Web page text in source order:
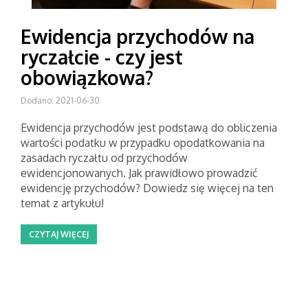
Ewidencja przychodów na
ryczałcie - czy jest
obowiązkowa?
Dodano: 2021-06-30
Ewidencja przychodów jest podstawą do obliczenia
wartości podatku w przypadku opodatkowania na
zasadach ryczałtu od przychodów
ewidencjonowanych. Jak prawidłowo prowadzić
ewidencję przychodów? Dowiedz się więcej na ten
temat z artykułu!
CZYTAJ WIĘCEJ